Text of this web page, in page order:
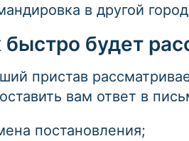
в другой
быстро будет
пристав
вам ответ в
постановления;